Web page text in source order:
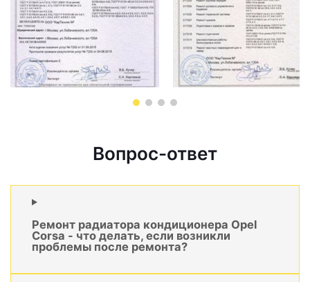
Вопрос-ответ
Ремонт радиатора кондиционера Opel
Corsa - что делать, если возникли
проблемы после ремонта?